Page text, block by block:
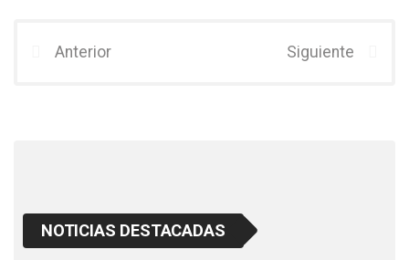
b
er
Anterior Siguiente
NOTICIAS DESTACADAS